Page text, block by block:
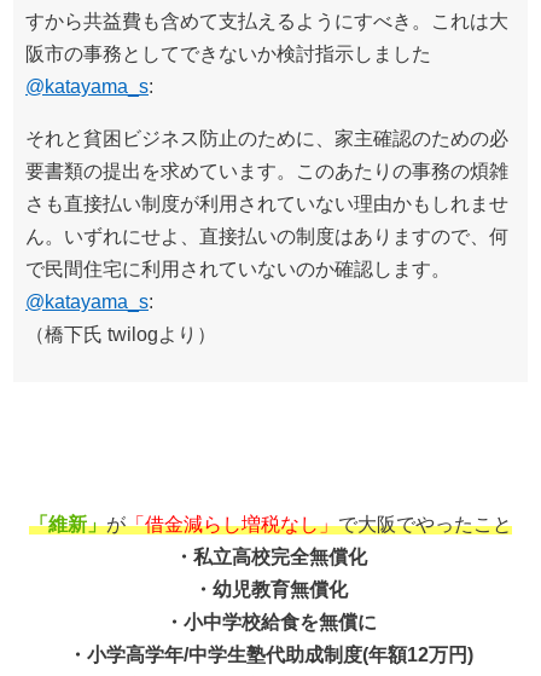
すから共益費も含めて支払えるようにすべき。これは大
阪市の事務としてできないか検討指示しました
@katayama_s:
それと貧困ビジネス防止のために、家主確認のための必
要書類の提出を求めています。このあたりの事務の煩雑
さも直接払い制度が利用されていない理由かもしれませ
ん。いずれにせよ、直接払いの制度はありますので、何
で民間住宅に利用されていないのか確認します。
@katayama_s:
（橋下氏 twilogより）
「維新」が「借金減らし増税なし」で大阪でやったこと
・私立高校完全無償化
・幼児教育無償化
・小中学校給食を無償に
・小学高学年/中学生塾代助成制度(年額12万円)